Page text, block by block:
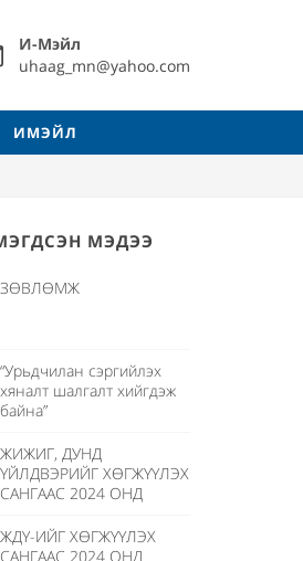
И-Мэйл
uhaag_mn@yahoo.com
ИМЭЙЛ
МЭДЭЭ
ЗӨВЛӨМЖ
“Урьдчилан сэргийлэх
хяналт шалгалт хийгдэж
байна”
ЖИЖИГ, ДУНД
ҮЙЛДВЭРИЙГ ХӨГЖҮҮЛЭХ
САНГААС 2024 ОНД
ОЛГОХ ТӨСЛИЙН
МАТЕРИАЛЫГ ХҮЛЭЭН
ЖДҮ-ИЙГ ХӨГЖҮҮЛЭХ
САНГААС 2024 ОНД